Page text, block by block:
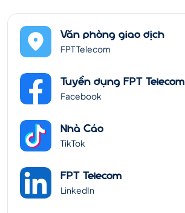
Văn phòng giao dịch
FPT Telecom
Tuyển dụng FPT Telecom
Facebook
Nhà Cáo
TikTok
FPT Telecom
LinkedIn